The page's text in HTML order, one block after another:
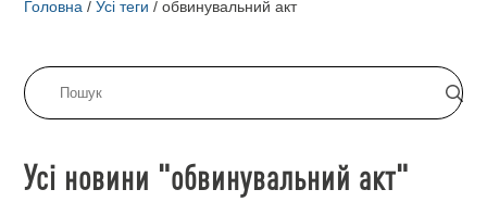
Головна / Усі теги / обвинувальний акт
Усі новини "обвинувальний акт"